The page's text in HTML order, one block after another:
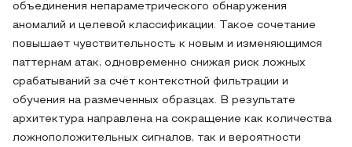
объединения непараметрического обнаружения
аномалий и целевой классификации. Такое сочетание
повышает чувствительность к новым и изменяющимся
паттернам атак, одновременно снижая риск ложных
срабатываний за счёт контекстной фильтрации и
обучения на размеченных образцах. В результате
архитектура направлена на сокращение как количества
ложноположительных сигналов, так и вероятности